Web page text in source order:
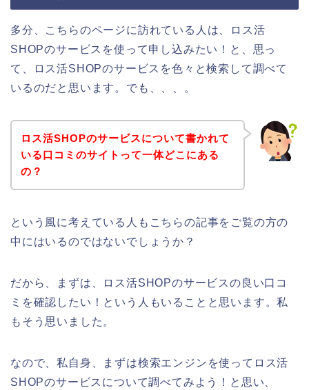
多分、こちらのページに訪れている人は、ロス活
SHOPのサービスを使って申し込みたい！と、思っ
て、ロス活SHOPのサービスを色々と検索して調べて
いるのだと思います。でも、、、。
ロス活SHOPのサービスについて書かれて
いる口コミのサイトって一体どこにある
の？
という風に考えている人もこちらの記事をご覧の方の
中にはいるのではないでしょうか？
だから、まずは、ロス活SHOPのサービスの良い口コ
ミを確認したい！という人もいることと思います。私
もそう思いました。
なので、私自身、まずは検索エンジンを使ってロス活
SHOPのサービスについて調べてみよう！と思い、